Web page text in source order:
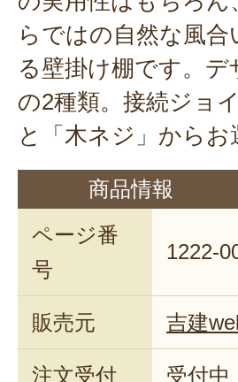
らではの自然な風
る壁掛け棚です。
の2種類。接続ジョ
と「木ネジ」からお
商品情報
ページ番
号
1222-
販売元 吉建
注文受付 受付中